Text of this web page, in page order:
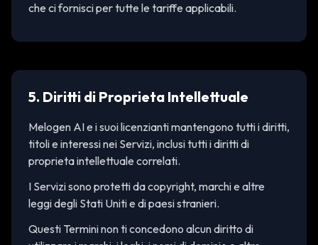
che ci fornisci per tutte le tariffe applicabili.
5. Diritti di Proprieta Intellettuale
Melogen AI e i suoi licenzianti mantengono tutti i diritti,
titoli e interessi nei Servizi, inclusi tutti i diritti di
proprieta intellettuale correlati.
I Servizi sono protetti da copyright, marchi e altre
leggi degli Stati Uniti e di paesi stranieri.
Questi Termini non ti concedono alcun diritto di